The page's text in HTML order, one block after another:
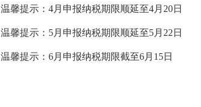
温馨提示：4月申报纳税期限顺延至4月20日
温馨提示：5月申报纳税期限顺延至5月22日
温馨提示：6月申报纳税期限截至6月15日